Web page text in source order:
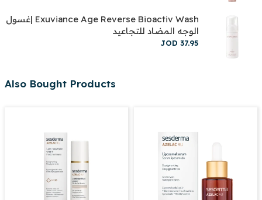
Exuviance Age Reverse Bioactiv Wash |غسول
الوجه المضاد للتجاعيد
JOD 37.95
Also Bought Products